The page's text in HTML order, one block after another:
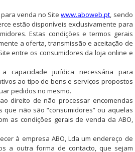
para venda no Sitewww.aboweb.pt, sendo
estão disponíveis exclusivamente para
Estas condições e termos gerais
a oferta, transmissão e aceitação de
entre os consumidores da loja online e
capacidade jurídica necessária para
ao tipo de bens e serviços propostos
pedidos no mesmo.
direito de não processar encomendas
que não são “consumidores” ou aquelas
as condições gerais de venda da ABO,
à empresa ABO, Lda um endereço de
a outra forma de contacto, que sejam